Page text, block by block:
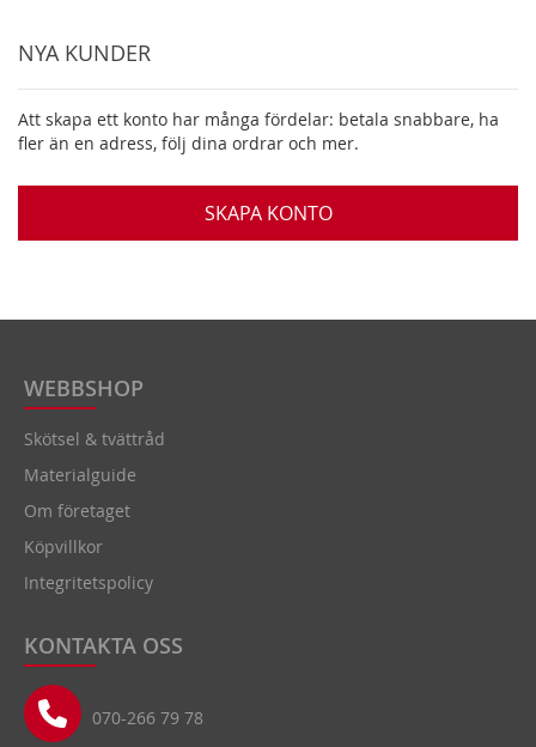
NYA KUNDER
Att skapa ett konto har många fördelar: betala snabbare, ha
fler än en adress, följ dina ordrar och mer.
SKAPA KONTO
WEBBSHOP
Skötsel & tvättråd
Materialguide
Om företaget
Köpvillkor
Integritetspolicy
KONTAKTA OSS
070-266 79 78